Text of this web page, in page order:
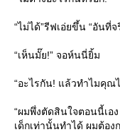
“ไม่ได้”รีฟเอ่ยขึ้น “อันที่จ
“เห็นมั๊ย!” จอห์นนี่ยิ้ม
“อะไรกัน! แล้วทำไมคุณ
“ผมพึ่งตัดสินใจตอนนี้เอ
เด็กเท่านั้นทำได้ ผมต้อง